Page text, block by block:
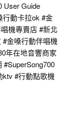
User Guide
行動卡拉ok #金
機專賣店#新北
#金嗓行動伴唱機
年在地音響商家
#SuperSong700
ktv#行動點歌機